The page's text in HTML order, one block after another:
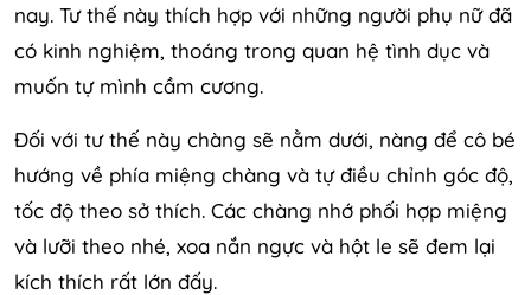
nay. Tư thế này thích hợp với những người phụ nữ đã
có kinh nghiệm, thoáng trong quan hệ tình dục và
muốn tự mình cầm cương.
Đối với tư thế này chàng sẽ nằm dưới, nàng để cô bé
hướng về phía miệng chàng và tự điều chỉnh góc độ,
tốc độ theo sở thích. Các chàng nhớ phối hợp miệng
và lưỡi theo nhé, xoa nắn ngực và hột le sẽ đem lại
kích thích rất lớn đấy.